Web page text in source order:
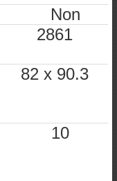
Non
2861
82 x 90.3
10